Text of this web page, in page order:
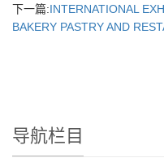
下一篇:INTERNATIONAL
BAKERY PASTRY AND
导航栏目